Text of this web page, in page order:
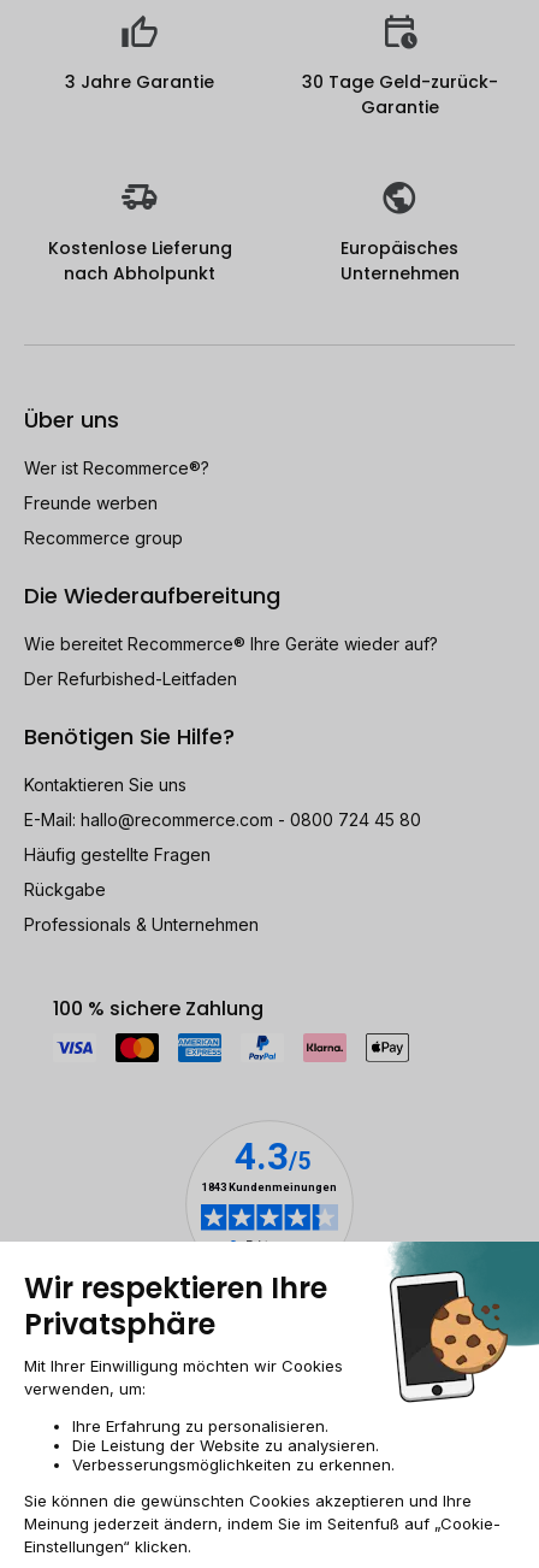
3 Jahre Garantie
30 Tage Geld-zurück-
Garantie
Kostenlose Lieferung
nach Abholpunkt
Europäisches
Unternehmen
Über uns
Wer ist Recommerce®?
Freunde werben
Recommerce group
Die Wiederaufbereitung
Wie bereitet Recommerce® Ihre Geräte wieder auf?
Der Refurbished-Leitfaden
Benötigen Sie Hilfe?
Kontaktieren Sie uns
E-Mail: hallo@recommerce.com - 0800 724 45 80
Häufig gestellte Fragen
Rückgabe
Professionals & Unternehmen
100 % sichere Zahlung
Impressum & ANB Allgemeine GeschäftsbedingungenCookies
Personenbezogener datenBarrierefreiheit
© 2009-2026 RECOMMERCE - Alle Rechte vorbehalten.